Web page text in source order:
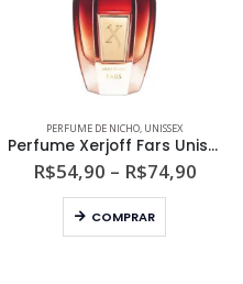
Este produto tem várias variantes. As opções podem ser escolhidas na página do produto
PERFUME DE NICHO, UNISSEX
Perfume Xerjoff Fars Unissex Eau de Parfum
R$54,90 – R$74,90Faixa
COMPRAR
Este produto tem várias variantes. As opções podem ser escolhidas na página do produto